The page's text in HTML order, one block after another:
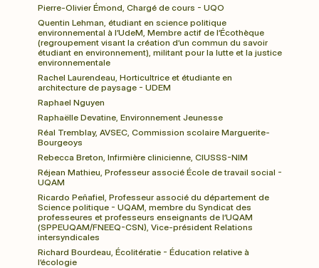
Pierre-Olivier Émond, Chargé de cours - UQO
Quentin Lehman, étudiant en science politique
environnemental à l’UdeM, Membre actif de l’Écothèque
(regroupement visant la création d’un commun du savoir
étudiant en environnement), militant pour la lutte et la justice
environnementale
Rachel Laurendeau, Horticultrice et étudiante en
architecture de paysage - UDEM
Raphael Nguyen
Raphaëlle Devatine, Environnement Jeunesse
Réal Tremblay, AVSEC, Commission scolaire Marguerite-
Bourgeoys
Rebecca Breton, Infirmière clinicienne, CIUSSS-NIM
Réjean Mathieu, Professeur associé École de travail social -
UQAM
Ricardo Peñafiel, Professeur associé du département de
Science politique - UQAM, membre du Syndicat des
professeures et professeurs enseignants de l’UQAM
(SPPEUQAM/FNEEQ-CSN), Vice-président Relations
intersyndicales
Richard Bourdeau, Écolitératie - Éducation relative à
l’écologie